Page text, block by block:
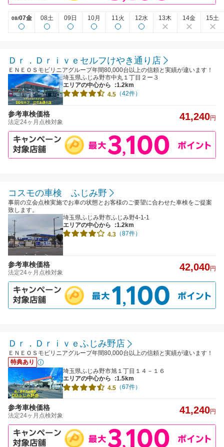
08/07金 08土 09日 10月 11火 12水 13木 14金 15土
Ｄｒ．Ｄｒｉｖｅセルフけやき通り店
ＥＮＥＯＳモビリニアグループ年間80,000台以上の信頼と実績が違います！
埼玉県ふじみ野市中丸１丁目２ー３
エリアの中心から
:1.2km
4.5 （42件）
参考車検価格
法定24ヶ月点検対象 41,240円
コスモの車検 ふじみ野
事前の立会点検実施でお車の状態とお客様のご要望に合わせた車検をご提案
致します。
埼玉県ふじみ野市ふじみ野4-1-1
エリアの中心から
:1.2km
4.3 （87件）
参考車検価格
法定24ヶ月点検対象 42,040円
Ｄｒ．Ｄｒｉｖｅふじみ野店
ＥＮＥＯＳモビリニアグループ年間80,000台以上の信頼と実績が違います！
特典あり
埼玉県ふじみ野市旭１丁目１４－１６
エリアの中心から
:1.5km
4.5 （67件）
参考車検価格
法定24ヶ月点検対象 41,240円